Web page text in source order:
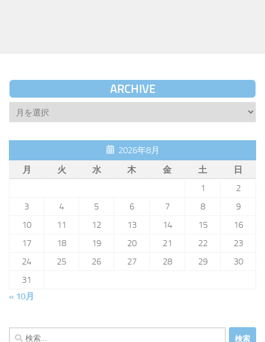
ARCHIVE
Archive
2026年8月
月
火 水 木 金 土
日
1
2
3
4 5 6 7 8
9
10
11 12 13 14 15
16
17
18 19 20 21 22
23
24
25 26 27 28 29
30
31
« 10月
検